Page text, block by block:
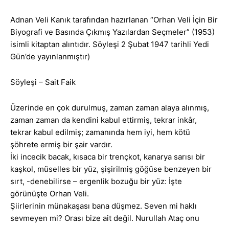
Adnan Veli Kanık tarafından hazırlanan “Orhan Veli İçin Bir
Biyografi ve Basında Çıkmış Yazılardan Seçmeler” (1953)
isimli kitaptan alıntıdır. Söyleşi 2 Şubat 1947 tarihli Yedi
Gün’de yayınlanmıştır)
Söyleşi – Sait Faik
Üzerinde en çok durulmuş, zaman zaman alaya alınmış,
zaman zaman da kendini kabul ettirmiş, tekrar inkâr,
tekrar kabul edilmiş; zamanında hem iyi, hem kötü
şöhrete ermiş bir şair vardır.
İki incecik bacak, kısaca bir trençkot, kanarya sarısı bir
kaşkol, müselles bir yüz, şişirilmiş göğüse benzeyen bir
sırt, -denebilirse – ergenlik bozuğu bir yüz: İşte
görünüşte Orhan Veli.
Şiirlerinin münakaşası bana düşmez. Seven mi haklı
sevmeyen mi? Orası bize ait değil. Nurullah Ataç onu